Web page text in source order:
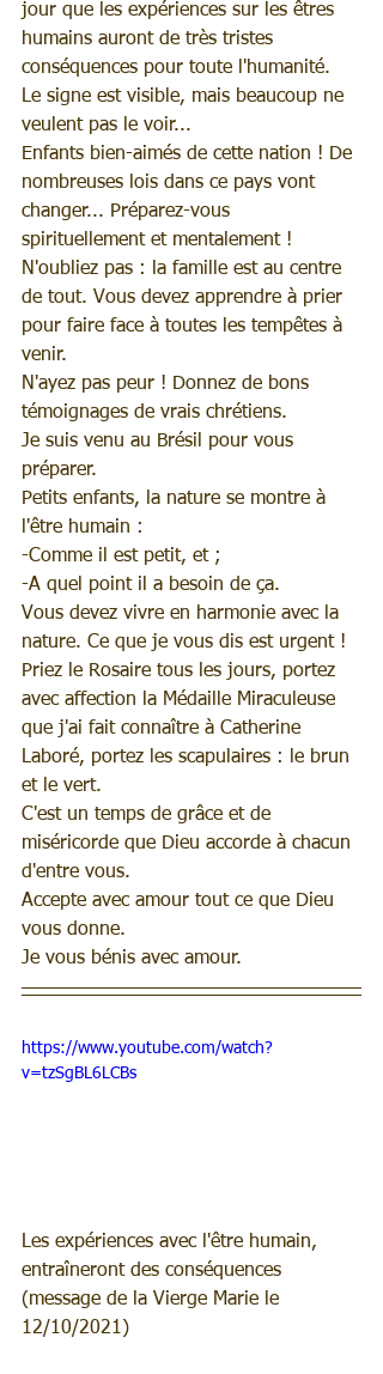
jour que les expériences sur les êtres
humains auront de très tristes
conséquences pour toute l'humanité.
Le signe est visible, mais beaucoup ne
veulent pas le voir...
Enfants bien-aimés de cette nation ! De
nombreuses lois dans ce pays vont
changer... Préparez-vous
spirituellement et mentalement !
N'oubliez pas : la famille est au centre
de tout. Vous devez apprendre à prier
pour faire face à toutes les tempêtes à
venir.
N'ayez pas peur ! Donnez de bons
témoignages de vrais chrétiens.
Je suis venu au Brésil pour vous
préparer.
Petits enfants, la nature se montre à
l'être humain :
-Comme il est petit, et ;
-A quel point il a besoin de ça.
Vous devez vivre en harmonie avec la
nature. Ce que je vous dis est urgent !
Priez le Rosaire tous les jours, portez
avec affection la Médaille Miraculeuse
que j'ai fait connaître à Catherine
Laboré, portez les scapulaires : le brun
et le vert.
C'est un temps de grâce et de
miséricorde que Dieu accorde à chacun
d'entre vous.
Accepte avec amour tout ce que Dieu
vous donne.
Je vous bénis avec amour.
https://www.youtube.com/watch?
v=tzSgBL6LCBs
Les expériences avec l'être humain,
entraîneront des conséquences
(message de la Vierge Marie le
12/10/2021)